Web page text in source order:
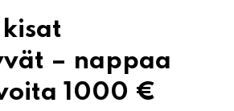
– nappaa
1000 €